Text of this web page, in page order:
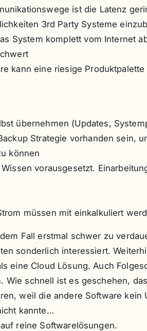
ist die Latenz
3rd Party Systeme
System komplett vom Internet
kann eine riesige
übernehmen (Updates,
Strategie vorhanden sein,
können
vorausgesetzt.
müssen mit einkalkuliert
Fall erstmal schwer zu
sonderlich interessiert.
eine Cloud Lösung. Auch
Wie schnell ist es geschehen,
weil die andere Software kein
kannte…
reine Softwarelösungen.